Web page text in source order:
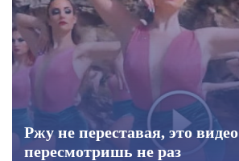
Ржу не переставая, это видео
пересмотришь не раз